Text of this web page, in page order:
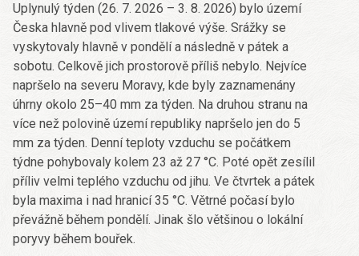
Uplynulý týden (26. 7. 2026 – 3. 8. 2026) bylo území
Česka hlavně pod vlivem tlakové výše. Srážky se
vyskytovaly hlavně v pondělí a následně v pátek a
sobotu. Celkově jich prostorově příliš nebylo. Nejvíce
napršelo na severu Moravy, kde byly zaznamenány
úhrny okolo 25–40 mm za týden. Na druhou stranu na
více než polovině území republiky napršelo jen do 5
mm za týden. Denní teploty vzduchu se počátkem
týdne pohybovaly kolem 23 až 27 °C. Poté opět zesílil
příliv velmi teplého vzduchu od jihu. Ve čtvrtek a pátek
byla maxima i nad hranicí 35 °C. Větrné počasí bylo
převážně během pondělí. Jinak šlo většinou o lokální
poryvy během bouřek.